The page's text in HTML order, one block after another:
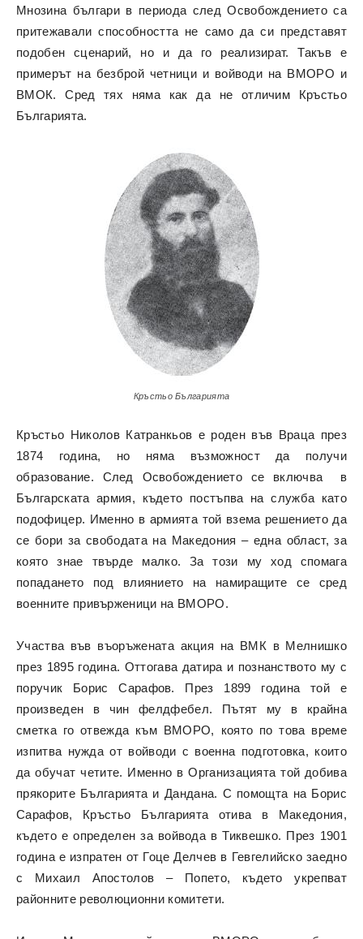
Мнозина българи в периода след Освобождението са
притежавали способността не само да си представят
подобен сценарий, но и да го реализират. Такъв е
примерът на безброй четници и войводи на ВМОРО и
ВМОК. Сред тях няма как да не отличим Кръстьо
Българията.
Кръстьо Българията
Кръстьо Николов Катранкьов е роден във Враца през
1874 година, но няма възможност да получи
образование. След Освобождението се включва в
Българската армия, където постъпва на служба като
подофицер. Именно в армията той взема решението да
се бори за свободата на Македония – една област, за
която знае твърде малко. За този му ход спомага
попадането под влиянието на намиращите се сред
военните привърженици на ВМОРО.
Участва във въоръжената акция на ВМК в Мелнишко
през 1895 година. Оттогава датира и познанството му с
поручик Борис Сарафов. През 1899 година той е
произведен в чин фелдфебел. Пътят му в крайна
сметка го отвежда към ВМОРО, която по това време
изпитва нужда от войводи с военна подготовка, които
да обучат четите. Именно в Организацията той добива
прякорите Българията и Дандана. С помощта на Борис
Сарафов, Кръстьо Българията отива в Македония,
където е определен за войвода в Тиквешко. През 1901
година е изпратен от Гоце Делчев в Гевгелийско заедно
с Михаил Апостолов – Попето, където укрепват
районните революционни комитети.